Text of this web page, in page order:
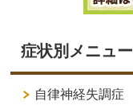
症状別メニュー
自律神経失調症